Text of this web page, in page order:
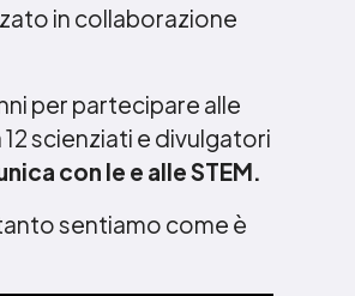
in collaborazione
per partecipare alle
scienziati e divulgatori
con le e alle STEM.
sentiamo come è